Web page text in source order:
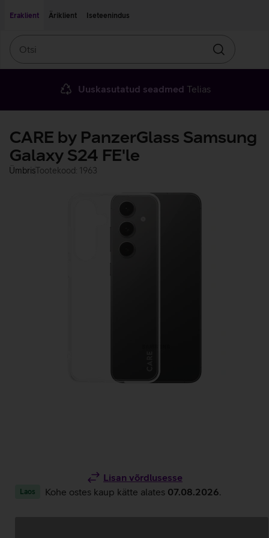
Eraklient
Äriklient Iseteenindus
Otsin
Uuskasutatud seadmed Telias
CARE by PanzerGlass Samsung
Galaxy S24 FE'le
ÜmbrisTootekood: 1963
Lisan võrdlusesse
Laos Kohe ostes kaup kätte alates 07.08.2026